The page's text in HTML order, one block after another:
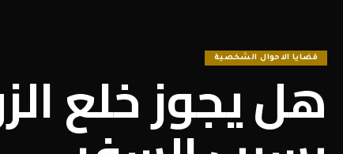
قضايا الاحوال الشخصية
هل يجوز خلع